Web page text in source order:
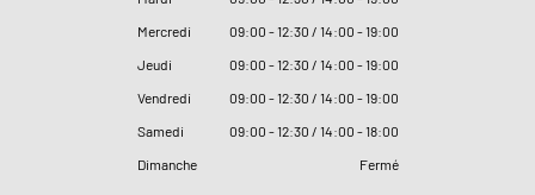
Mercredi
09:00 - 12:30 / 14:00 - 19:00
Jeudi
09:00 - 12:30 / 14:00 - 19:00
Vendredi
09:00 - 12:30 / 14:00 - 19:00
Samedi
09:00 - 12:30 / 14:00 - 18:00
Dimanche
Fermé